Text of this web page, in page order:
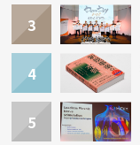
3
4
5